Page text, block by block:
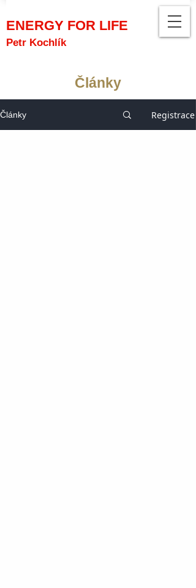
ENERGY FOR LIFE
Petr Kochlík
Články
Články Registrace